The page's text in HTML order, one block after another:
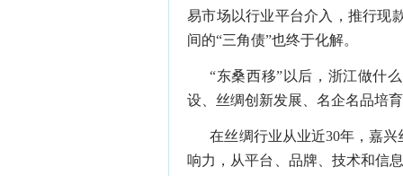
易市场以行业平台介入，推行现
间的“三角债”也终于化解。
“东桑西移” 以后，浙江做什
设、丝绸创新发展、名企名品培
在丝绸行业从业近30年，嘉兴
响力，从平台、品牌、技术和信